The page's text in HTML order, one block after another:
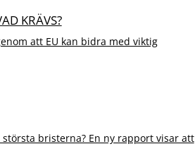
KRÄVS?
att EU kan bidra med viktig
bristerna? En ny rapport visar att